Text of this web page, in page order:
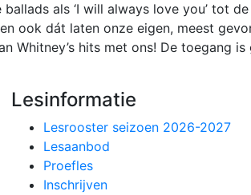
als ‘I will always love you’ tot
ook dát laten onze eigen, meest
Whitney’s hits met ons! De toegang is
Lesinformatie
Lesrooster seizoen 2026-2027
Lesaanbod
Proefles
Inschrijven